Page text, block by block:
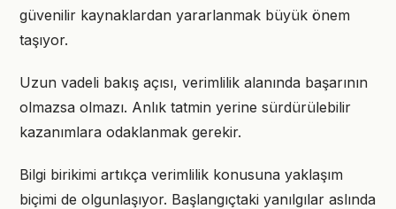
güvenilir kaynaklardan yararlanmak büyük önem
taşıyor.
Uzun vadeli bakış açısı, verimlilik alanında başarının
olmazsa olmazı. Anlık tatmin yerine sürdürülebilir
kazanımlara odaklanmak gerekir.
Bilgi birikimi artıkça verimlilik konusuna yaklaşım
biçimi de olgunlaşıyor. Başlangıçtaki yanılgılar aslında